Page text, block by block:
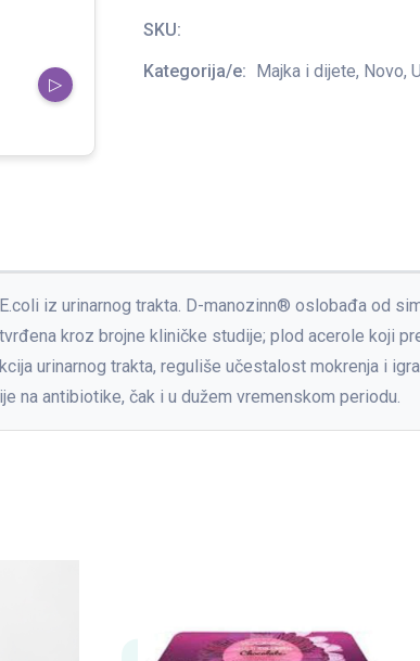
▷
SKU:
Kategorija/e: Majka i dijete, Novo,
iz urinarnog trakta. D-manozinn® oslobađa od
kroz brojne kliničke studije; plod acerole koji
urinarnog trakta, reguliše učestalost mokrenja i
na antibiotike, čak i u dužem vremenskom periodu.